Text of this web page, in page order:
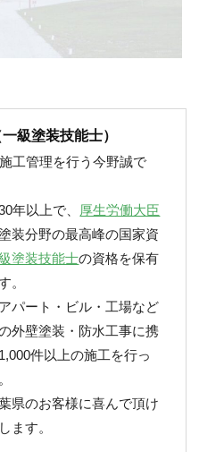
一級塗装技能士）
工管理を行う今野誠で
年以上で、 厚生労働大臣
装分野の最高峰の国家資
塗装技能士の資格を保有
。
パート・ビル・工場など
外壁塗装・防水工事に携
件以上の施工を行っ
県のお客様に喜んで頂け
ます。